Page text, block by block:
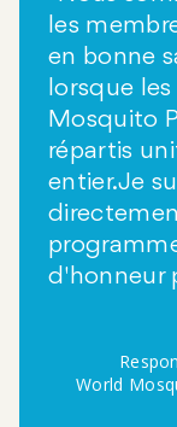
les
en bonne
lorsque
Mosquito
répartis
entier. Je
d'honneur
World